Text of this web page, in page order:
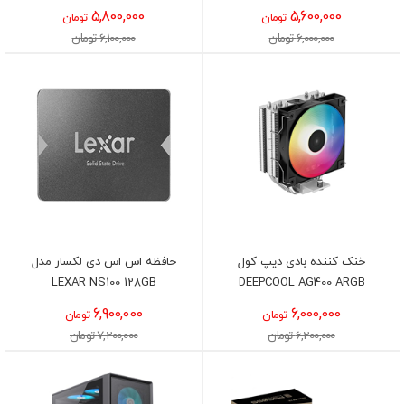
5,600,000 تومان
6,000,000 تومان
5,800,000 تومان
6,100,000 تومان
خنک کننده بادی دیپ کول
DEEPCOOL AG400 ARGB
6,000,000 تومان
6,200,000 تومان
حافظه اس اس دی لکسار مدل
LEXAR NS100 128GB
6,900,000 تومان
7,200,000 تومان